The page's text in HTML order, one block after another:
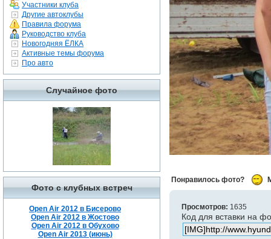
Участники клуба
Другие автоклубы
Правила форума
Руководство клуба
Новогодняя ЁЛКА
Активные темы форума
Про авто
Случайное фото
Фото с клубных встреч
Open Air 2012 в Бисерово
Open Air 2012 в Жостово
Open Air 2012 в Обухово
Open Air 2013 (июнь)
Понравилось фото?
Просмотров: 1635
Код для вставки на